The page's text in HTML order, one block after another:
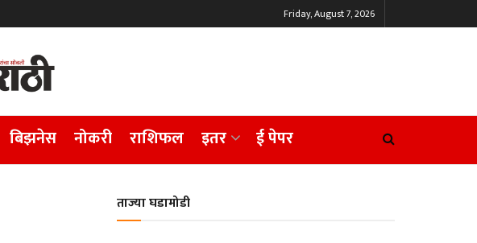
Friday, August 7, 2026
बिझनेस नोकरी राशिफल इतर ई पेपर
ताज्या घडामोडी